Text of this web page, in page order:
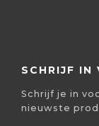
SCHRIJF IN
Schrijf je in
nieuwste